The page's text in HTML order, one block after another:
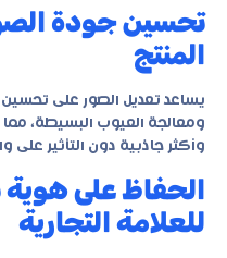
تحسين جودة
المنتج
يساعد تعديل الصور على تحسين
ومعالجة العيوب البسيطة،
وأكثر جاذبية دون التأثير على
الحفاظ على
للعلامة التجارية